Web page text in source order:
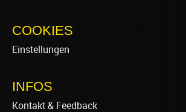
COOKIES
Einstellungen
INFOS
Kontakt & Feedback